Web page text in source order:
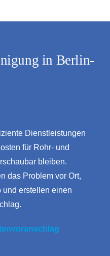
in Berlin-
Dienstleistungen
für Rohr- und
bleiben.
das Problem vor Ort,
erstellen einen